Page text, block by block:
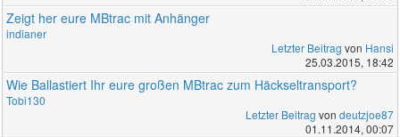
Zeigt her eure MBtrac mit Anhänger
indianer
Letzter Beitrag von Hansi
25.03.2015, 18:42
Wie Ballastiert Ihr eure großen MBtrac zum Häckseltransport?
Tobi130
Letzter Beitrag von deutzjoe87
01.11.2014, 00:07